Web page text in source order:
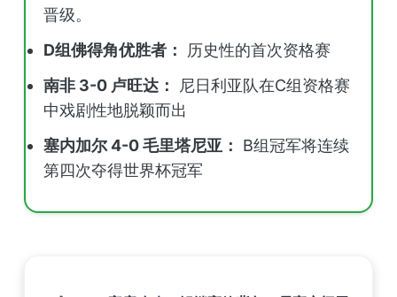
晋级。
D组佛得角优胜者：
历史性的首次资格赛
南非 3-0 卢旺达：
尼日利亚队在C组资格赛
中戏剧性地脱颖而出
塞内加尔 4-0 毛里塔尼亚：
B组冠军将连续
第四次夺得世界杯冠军